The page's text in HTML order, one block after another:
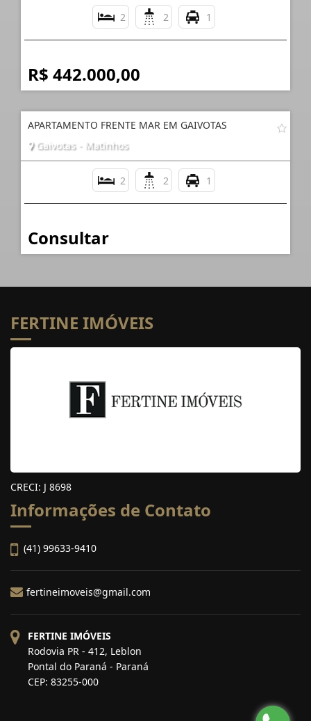
2 2 1
R$ 442.000,00
APARTAMENTO FRENTE MAR EM GAIVOTAS
Gaivotas - Matinhos
2 2 1
Consultar
FERTINE IMÓVEIS
CRECI: J 8698
Informações de Contato
(41) 99633-9410
fertineimoveis@gmail.com
FERTINE IMÓVEIS
Rodovia PR - 412, Leblon
Pontal do Paraná - Paraná
CEP: 83255-000